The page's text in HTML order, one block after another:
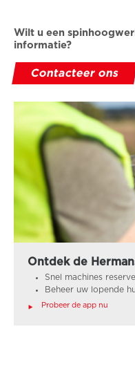
Wilt u een
informatie?
Contacteer ons
Ontdek de
Snel machines
Beheer uw lopende
Probeer de app nu